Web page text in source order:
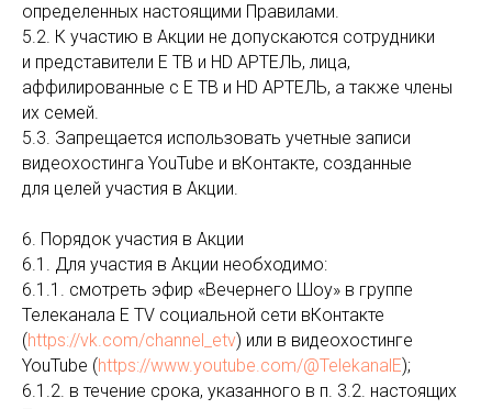
определенных настоящими Правилами.
5.2. К участию в Акции не допускаются сотрудники
и представители Е ТВ и HD АРТЕЛЬ, лица,
аффилированные с Е ТВ и HD АРТЕЛЬ, а также члены
их семей.
5.3. Запрещается использовать учетные записи
видеохостинга YouTube и вКонтакте, созданные
для целей участия в Акции.
6. Порядок участия в Акции
6.1. Для участия в Акции необходимо:
6.1.1. смотреть эфир «Вечернего Шоу» в группе
Телеканала Е TV социальной сети вКонтакте
(https://vk.com/channel_etv) или в видеохостинге
YouTube (https://www.youtube.com/@TelekanalE);
6.1.2. в течение срока, указанного в п. 3.2. настоящих